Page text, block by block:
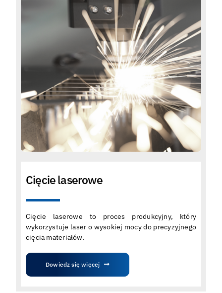
Cięcie laserowe
Cięcie laserowe to proces produkcyjny, który
wykorzystuje laser o wysokiej mocy do precyzyjnego
cięcia materiałów.
Dowiedz się więcej